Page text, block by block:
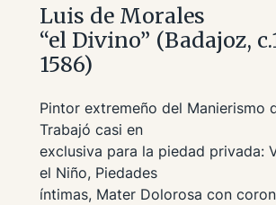
Luis de Morales
“el Divino” (Badajoz,
1586)
Pintor extremeño del Manierismo
Trabajó casi en
exclusiva para la piedad privada:
el Niño, Piedades
íntimas, Mater Dolorosa con